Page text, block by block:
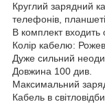
Круглий зарядний
телефонів,
В комплект входить
Колір кабелю:
Дуже сильний
Довжина 100 див.
Максимальний
Кабель в